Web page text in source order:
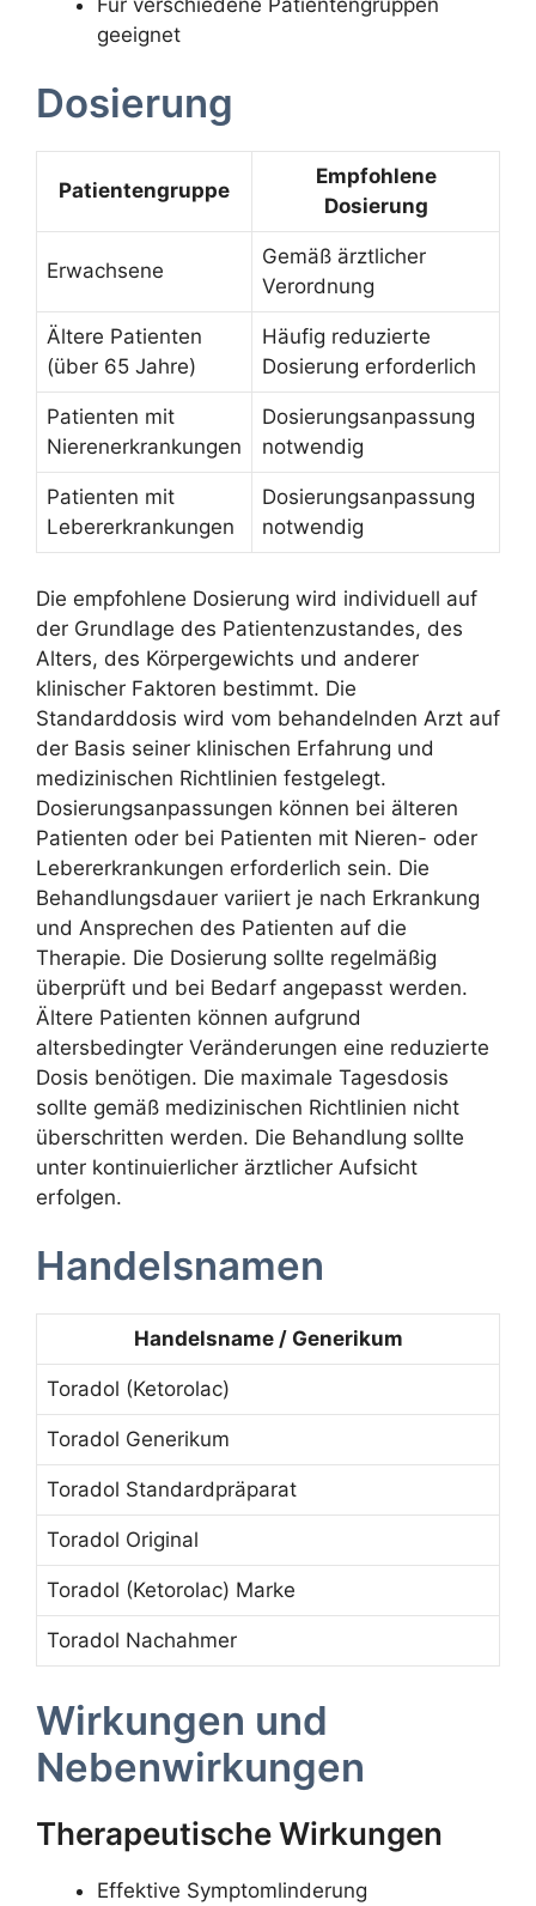
geeignet
Dosierung
Patientengruppe
Empfohlene
Dosierung
Erwachsene
Gemäß ärztlicher
Verordnung
Ältere Patienten
(über 65 Jahre)
Häufig reduzierte
Dosierung erforderlich
Patienten mit
Nierenerkrankungen
Dosierungsanpassung
notwendig
Patienten mit
Lebererkrankungen
Dosierungsanpassung
notwendig
Die empfohlene Dosierung wird individuell auf
der Grundlage des Patientenzustandes, des
Alters, des Körpergewichts und anderer
klinischer Faktoren bestimmt. Die
Standarddosis wird vom behandelnden Arzt auf
der Basis seiner klinischen Erfahrung und
medizinischen Richtlinien festgelegt.
Dosierungsanpassungen können bei älteren
Patienten oder bei Patienten mit Nieren- oder
Lebererkrankungen erforderlich sein. Die
Behandlungsdauer variiert je nach Erkrankung
und Ansprechen des Patienten auf die
Therapie. Die Dosierung sollte regelmäßig
überprüft und bei Bedarf angepasst werden.
Ältere Patienten können aufgrund
altersbedingter Veränderungen eine reduzierte
Dosis benötigen. Die maximale Tagesdosis
sollte gemäß medizinischen Richtlinien nicht
überschritten werden. Die Behandlung sollte
unter kontinuierlicher ärztlicher Aufsicht
erfolgen.
Handelsnamen
Handelsname / Generikum
Toradol (Ketorolac)
Toradol Generikum
Toradol Standardpräparat
Toradol Original
Toradol (Ketorolac) Marke
Toradol Nachahmer
Wirkungen und
Nebenwirkungen
Therapeutische Wirkungen
Effektive Symptomlinderung